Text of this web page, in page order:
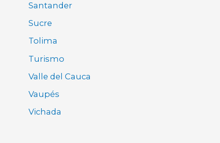
Santander
Sucre
Tolima
Turismo
Valle del Cauca
Vaupés
Vichada